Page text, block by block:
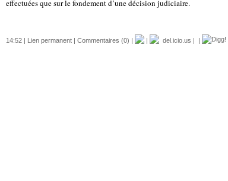
effectuées que sur le fondement d’une décision judiciaire.
14:52 | Lien permanent | Commentaires (0) | | del.icio.us | |